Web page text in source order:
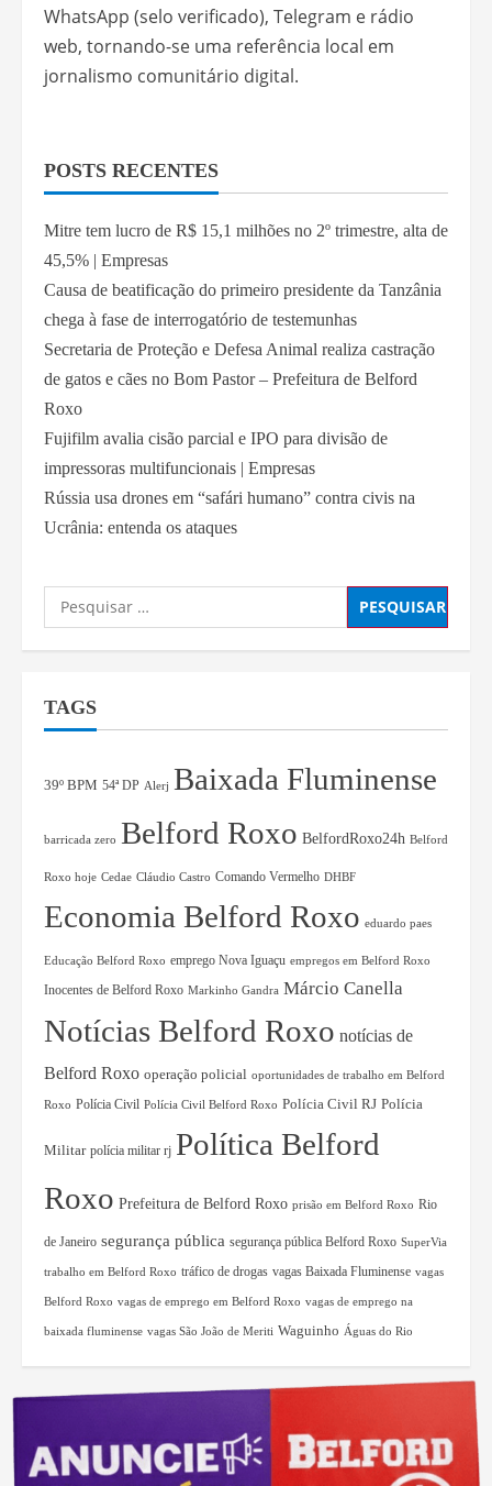
WhatsApp (selo verificado), Telegram e rádio
web, tornando-se uma referência local em
jornalismo comunitário digital.
POSTS RECENTES
Mitre tem lucro de R$ 15,1 milhões no 2º trimestre, alta de
45,5% | Empresas
Causa de beatificação do primeiro presidente da Tanzânia
chega à fase de interrogatório de testemunhas
Secretaria de Proteção e Defesa Animal realiza castração
de gatos e cães no Bom Pastor – Prefeitura de Belford
Roxo
Fujifilm avalia cisão parcial e IPO para divisão de
impressoras multifuncionais | Empresas
Rússia usa drones em “safári humano” contra civis na
Ucrânia: entenda os ataques
TAGS
39º BPM 54ª DP Alerj Baixada Fluminense
barricada zero Belford Roxo BelfordRoxo24h Belford
Roxo hoje Cedae Cláudio Castro Comando Vermelho DHBF
Economia Belford Roxo eduardo paes
Educação Belford Roxo emprego Nova Iguaçu empregos em Belford Roxo
Inocentes de Belford Roxo Markinho Gandra Márcio Canella
Notícias Belford Roxo notícias de
Belford Roxo operação policial oportunidades de trabalho em Belford
Roxo Polícia Civil Polícia Civil Belford Roxo Polícia Civil RJ Polícia
Militar polícia militar rj Política Belford
Roxo Prefeitura de Belford Roxo prisão em Belford Roxo Rio
de Janeiro segurança pública segurança pública Belford Roxo SuperVia
trabalho em Belford Roxo tráfico de drogas vagas Baixada Fluminense vagas
Belford Roxo vagas de emprego em Belford Roxo vagas de emprego na
baixada fluminense vagas São João de Meriti Waguinho Águas do Rio